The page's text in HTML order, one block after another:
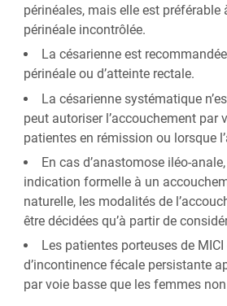
périnéales, mais elle est préférable
périnéale incontrôlée.
La césarienne est
périnéale ou d’atteinte rectale.
La césarienne systématique
peut autoriser l’accouchement par
patientes en rémission ou lorsque
En cas d’anastomose iléo-
indication formelle à un
naturelle, les modalités de
être décidées qu’à partir de
Les patientes porteuses de
d’incontinence fécale persistante
par voie basse que les femmes